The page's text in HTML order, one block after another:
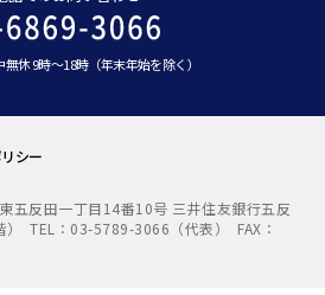
休 9時～18時（年末年始を除く）
シー
五反田一丁目14番10号 三井住友銀行五反
TEL：03-5789-3066（代表） FAX：